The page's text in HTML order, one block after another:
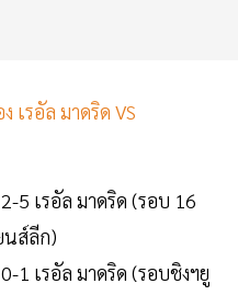
รอัล มาดริด VS
5 เรอัล มาดริด (รอบ 16
ส์ลีก)
1 เรอัล มาดริด (รอบชิงฯยู